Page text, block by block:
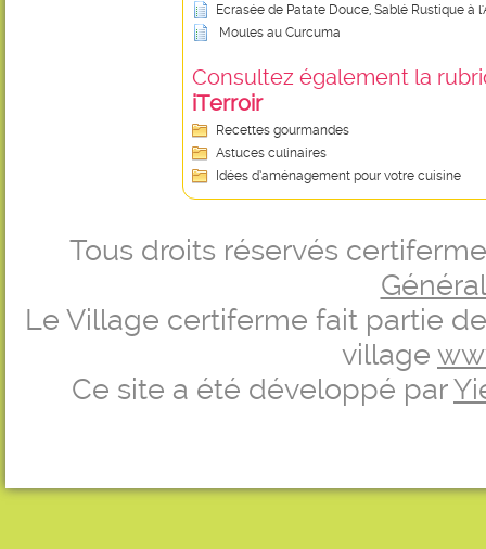
Ecrasée de Patate Douce, Sablé Rustique à
Moules au Curcuma
Consultez également la
iTerroir
Recettes gourmandes
Astuces culinaires
Idées d’aménagement pour votre cuisine
Tous droits réservés
Le Village certiferme fait partie
village
Ce site a été développé par